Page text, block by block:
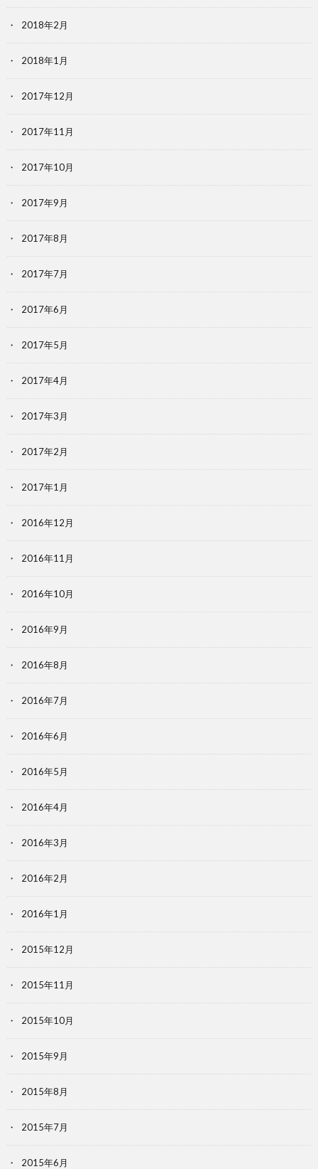
2018年2月
2018年1月
2017年12月
2017年11月
2017年10月
2017年9月
2017年8月
2017年7月
2017年6月
2017年5月
2017年4月
2017年3月
2017年2月
2017年1月
2016年12月
2016年11月
2016年10月
2016年9月
2016年8月
2016年7月
2016年6月
2016年5月
2016年4月
2016年3月
2016年2月
2016年1月
2015年12月
2015年11月
2015年10月
2015年9月
2015年8月
2015年7月
2015年6月